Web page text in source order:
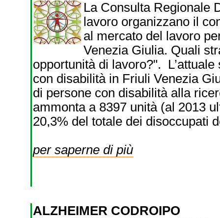
La Consulta Regionale
lavoro organizzano il
al mercato del lavoro
Venezia Giulia. Quali
opportunità di lavoro?".
con disabilità in Friuli Venezia
di persone con disabilità alla
ammonta a 8397 unità (al 2013
20,3% del totale dei disoccupati
per saperne di più
ALZHEIMER CODROIPO